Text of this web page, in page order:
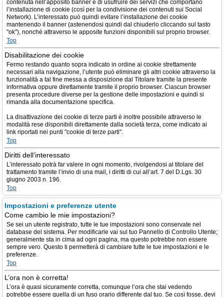
contenuta nell’apposito banner e di usufruire dei servizi che comportano
l’installazione di cookie (così per la condivisione dei contenuti sui Social
Network). L’interessato può quindi evitare l’installazione dei cookie
mantenendo il banner (astenendosi quindi dal chiuderlo cliccando sul tasto
"ok"), nonché attraverso le apposite funzioni disponibili sul proprio browser.
Top
Disabilitazione dei cookie
Fermo restando quanto sopra indicato in ordine ai cookie strettamente
necessari alla navigazione, l’utente può eliminare gli altri cookie attraverso la
funzionalità a tal fine messa a disposizione dal Titolare tramite la presente
informativa oppure direttamente tramite il proprio browser. Ciascun browser
presenta procedure diverse per la gestione delle impostazioni e quindi si
rimanda alla documentazione specifica.
La disattivazione dei cookie di terze parti è inoltre possibile attraverso le
modalità rese disponibili direttamente dalla società terza, come indicato ai
link riportati nei punti "cookie di terze parti".
Top
Diritti dell’interessato
L’interessato potrà far valere in ogni momento, rivolgendosi al titolare del
trattamento tramite l’invio di una mail, i diritti di cui all’art. 7 del D.Lgs. 30
giugno 2003 n. 196.
Top
Impostazioni e preferenze utente
Come cambio le mie impostazioni?
Se sei un utente registrato, tutte le tue impostazioni sono conservate nel
database del sistema. Per modificarle vai sul tuo Pannello di Controllo Utente;
generalmente sta in cima ad ogni pagina, ma questo potrebbe non essere
sempre vero. Questo ti permetterà di cambiare tutte le tue impostazioni e le
preferenze.
Top
L’ora non è corretta!
L’ora è quasi sicuramente corretta, comunque l’ora che stai vedendo
potrebbe essere quella di un fuso orario differente dal tuo. Se così fosse, devi